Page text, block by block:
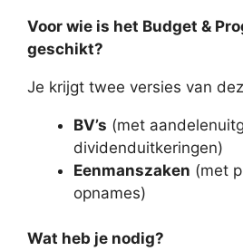
Voor wie is het Budget &
geschikt?
Je krijgt twee versies van
BV’s (met
dividenduitkeringen)
Eenmanszaken (met
opnames)
Wat heb je nodig?